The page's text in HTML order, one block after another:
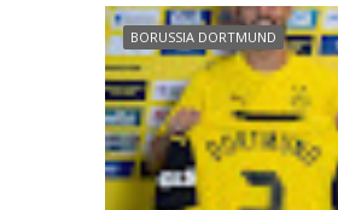
BORUSSIA DORTMUND